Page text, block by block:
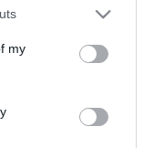
one or more Google
You may click to
third-party tags to
in below Google
my